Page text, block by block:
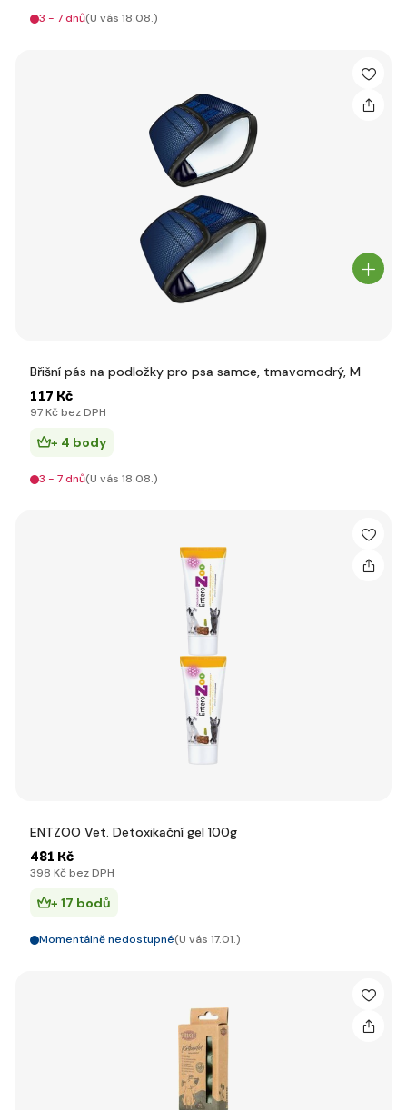
3 - 7 dnů(U vás 18.08.)
Břišní pás na podložky pro psa samce, tmavomodrý, M
117 Kč
97 Kč bez DPH
+ 4 body
3 - 7 dnů(U vás 18.08.)
ENTZOO Vet. Detoxikační gel 100g
481 Kč
398 Kč bez DPH
+ 17 bodů
Momentálně nedostupné(U vás 17.01.)